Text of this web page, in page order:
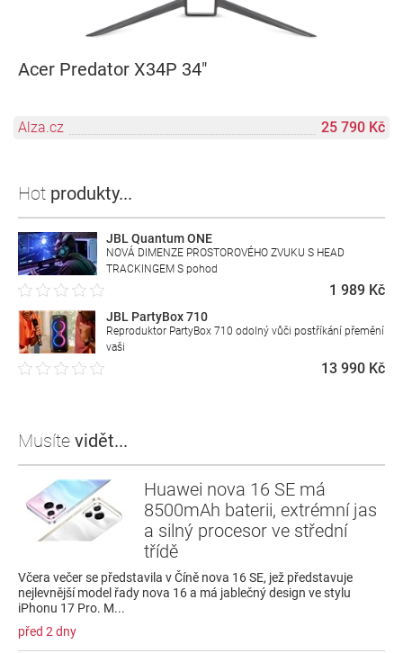
Acer Predator X34P 34"
Alza.cz 25 790 Kč
Hot produkty...
JBL Quantum ONE
NOVÁ DIMENZE PROSTOROVÉHO ZVUKU S HEAD
TRACKINGEM S pohod
1 989 Kč
JBL PartyBox 710
Reproduktor PartyBox 710 odolný vůči postříkání přemění
vaši
13 990 Kč
Musíte vidět...
Huawei nova 16 SE má
8500mAh baterii, extrémní jas
a silný procesor ve střední
třídě
Včera večer se představila v Číně nova 16 SE, jež představuje
nejlevnější model řady nova 16 a má jablečný design ve stylu
iPhonu 17 Pro. M...
před 2 dny